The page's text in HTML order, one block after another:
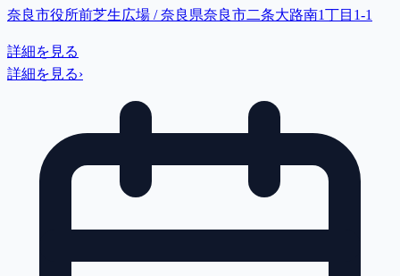
奈良市役所前芝生広場 / 奈良県奈良市二条大路南1丁目1-1
詳細を見る
詳細を見る›